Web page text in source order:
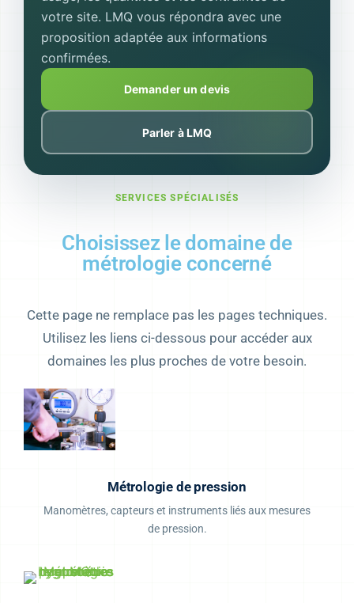
votre site. LMQ vous répondra avec une
proposition adaptée aux informations
confirmées.
Demander un devis
Parler à LMQ
SERVICES SPÉCIALISÉS
Choisissez le domaine de
métrologie concerné
Cette page ne remplace pas les pages techniques.
Utilisez les liens ci-dessous pour accéder aux
domaines les plus proches de votre besoin.
Métrologie de pression
Manomètres, capteurs et instruments liés aux mesures
de pression.